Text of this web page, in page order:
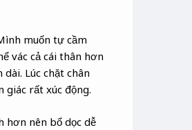
muốn tự cầm
vác cả cái thân hơn
Lúc chặt chân
giác rất xúc động.
hơn nên bổ dọc dễ